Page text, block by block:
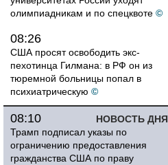
олимпиадникам и по спецквоте ©
08:26
США просят освободить экс-
пехотинца Гилмана: в РФ он из
тюремной больницы попал в
психиатрическую ©
НОВОСТЬ ДНЯ
08:10
Трамп подписал указы по
ограничению предоставления
гражданства США по праву